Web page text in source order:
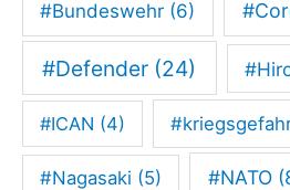
#Bundeswehr (6)
#Defender (24)
#ICAN (4)
#Nagasaki (5) #NATO